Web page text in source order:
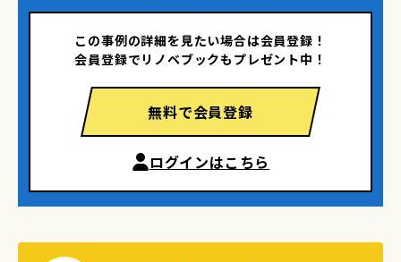
この事例の詳細を見たい場合は会員登録！
会員登録でリノベブックもプレゼント中！
無料で会員登録
ログインはこちら